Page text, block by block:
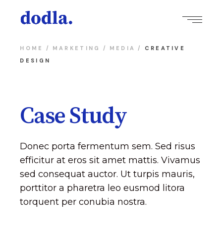
HOME MARKETING MEDIA
CREATIVE
DESIGN
Case Study
Donec porta fermentum sem. Sed risus
efficitur at eros sit amet mattis. Vivamus
sed consequat auctor. Ut turpis mauris,
porttitor a pharetra leo eusmod litora
torquent per conubia nostra.